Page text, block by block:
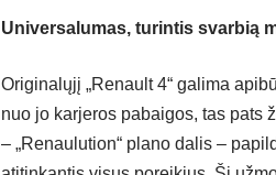
Universalumas, turintis svarbią
Originalųjį „Renault 4“ galima
nuo jo karjeros pabaigos, tas pats
– „Renaulution“ plano dalis –